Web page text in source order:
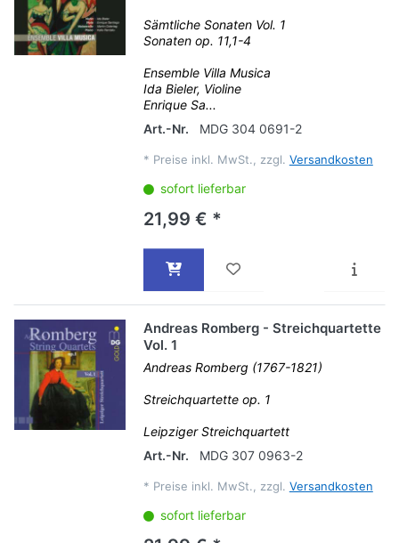
Sämtliche Sonaten Vol. 1
Sonaten op. 11,1-4
Ensemble Villa Musica
Ida Bieler, Violine
Enrique Sa...
Art.-Nr.
MDG 304 0691-2
* Preise inkl. MwSt., zzgl. Versandkosten
sofort lieferbar
21,99 € *
Andreas Romberg - Streichquartette
Vol. 1
Andreas Romberg (1767-1821)
Streichquartette op. 1
Leipziger Streichquartett
Art.-Nr.
MDG 307 0963-2
* Preise inkl. MwSt., zzgl. Versandkosten
sofort lieferbar